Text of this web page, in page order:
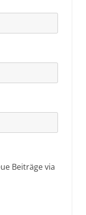
Beiträge via